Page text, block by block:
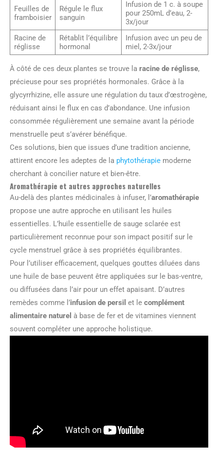
Feuilles de
framboisier
Régule le flux
sanguin
Infusion de 1 c. à soupe
pour 250mL d’eau, 2-
3x/jour
Racine de
réglisse
Rétablit l’équilibre
hormonal
Infusion avec un peu de
miel, 2-3x/jour
À côté de ces deux plantes se trouve la racine de réglisse,
précieuse pour ses propriétés hormonales. Grâce à la
glycyrrhizine, elle assure une régulation du taux d’œstrogène,
réduisant ainsi le flux en cas d’abondance. Une infusion
consommée régulièrement une semaine avant la période
menstruelle peut s’avérer bénéfique.
Ces solutions, bien que issues d’une tradition ancienne,
attirent encore les adeptes de la phytothérapie moderne
cherchant à concilier nature et bien-être.
Aromathérapie et autres approches naturelles
Au-delà des plantes médicinales à infuser, l’aromathérapie
propose une autre approche en utilisant les huiles
essentielles. L’huile essentielle de sauge sclarée est
particulièrement reconnue pour son impact positif sur le
cycle menstruel grâce à ses propriétés équilibrantes.
Pour l’utiliser efficacement, quelques gouttes diluées dans
une huile de base peuvent être appliquées sur le bas-ventre,
ou diffusées dans l’air pour un effet apaisant. D’autres
remèdes comme l’infusion de persil et le complément
alimentaire naturel à base de fer et de vitamines viennent
souvent compléter une approche holistique.